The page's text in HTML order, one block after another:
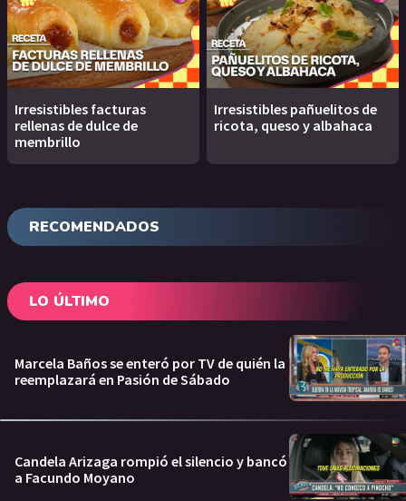
Irresistibles facturas
rellenas de dulce de
membrillo
Irresistibles pañuelitos de
ricota, queso y albahaca
RECOMENDADOS
LO ÚLTIMO
Marcela Baños se enteró por TV de quién la
reemplazará en Pasión de Sábado
Candela Arizaga rompió el silencio y bancó
a Facundo Moyano